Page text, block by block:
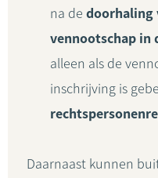
na de doorhaling
vennootschap in
alleen als de
inschrijving is
Daarnaast kunnen